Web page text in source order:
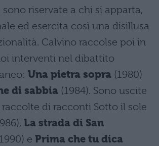
riservate a chi si apparta,
ed esercita così una disillusa
Calvino raccolse poi in
interventi nel dibattito
Una pietra sopra (1980)
di sabbia (1984). Sono uscite
di racconti Sotto il sole
La strada di San
e Prima che tu dica